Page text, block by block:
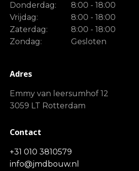
Donderdag:
8:00 - 18:00
Vrijdag:
8:00 - 18:00
Zaterdag:
8:00 - 18:00
Zondag:
Gesloten
Adres
Emmy van leersumhof 12
3059 LT Rotterdam
Contact
+31 010 3810579
info@jmdbouw.nl